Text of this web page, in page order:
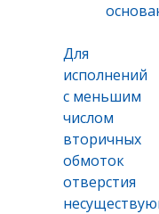
Для
исполнений
с меньшим
числом
вторичных
обмоток
отверстия